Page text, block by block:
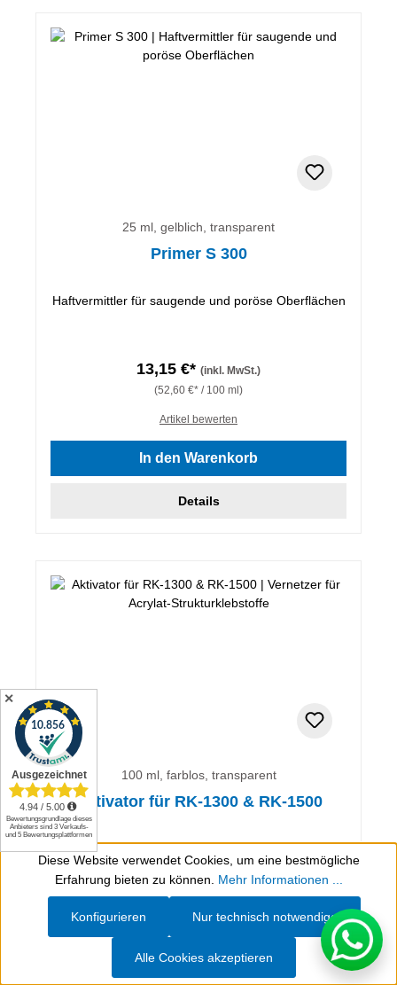
Werkzeugleiste anzeigen
25 ml, gelblich, transparent
Primer S 300
Haftvermittler für saugende und poröse Oberflächen
13,15 €* (inkl. MwSt.)
(52,60 €* / 100 ml)
Artikel bewerten
In den Warenkorb
Details
100 ml, farblos, transparent
Aktivator für RK-1300 & RK-1500
Vernetzer für Acrylat-Strukturklebstoffe
49,98 €*(inkl. MwSt.)
(49,98 €* / 100 ml)
Artikel bewerten
Diese Website verwendet Cookies, um eine bestmögliche
Erfahrung bieten zu können. Mehr Informationen ...
Nur technisch notwendige
Konfigurieren
Alle Cookies akzeptieren
✕